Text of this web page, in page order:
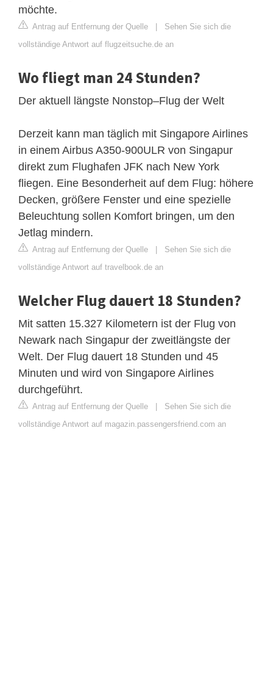
möchte.
Antrag auf Entfernung der Quelle | Sehen Sie sich die
vollständige Antwort auf flugzeitsuche.de an
Wo fliegt man 24 Stunden?
Der aktuell längste Nonstop–Flug der Welt
Derzeit kann man täglich mit Singapore Airlines
in einem Airbus A350-900ULR von Singapur
direkt zum Flughafen JFK nach New York
fliegen. Eine Besonderheit auf dem Flug: höhere
Decken, größere Fenster und eine spezielle
Beleuchtung sollen Komfort bringen, um den
Jetlag mindern.
Antrag auf Entfernung der Quelle | Sehen Sie sich die
vollständige Antwort auf travelbook.de an
Welcher Flug dauert 18 Stunden?
Mit satten 15.327 Kilometern ist der Flug von
Newark nach Singapur der zweitlängste der
Welt. Der Flug dauert 18 Stunden und 45
Minuten und wird von Singapore Airlines
durchgeführt.
Antrag auf Entfernung der Quelle | Sehen Sie sich die
vollständige Antwort auf magazin.passengersfriend.com an